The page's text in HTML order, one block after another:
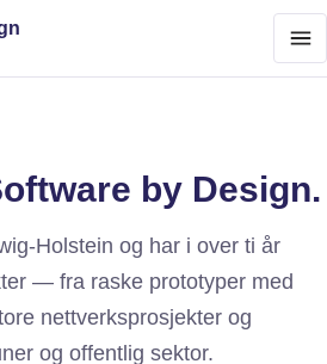
by Design.
Holstein og har i over ti år
— fra raske prototyper med
nettverksprosjekter og
og offentlig sektor.